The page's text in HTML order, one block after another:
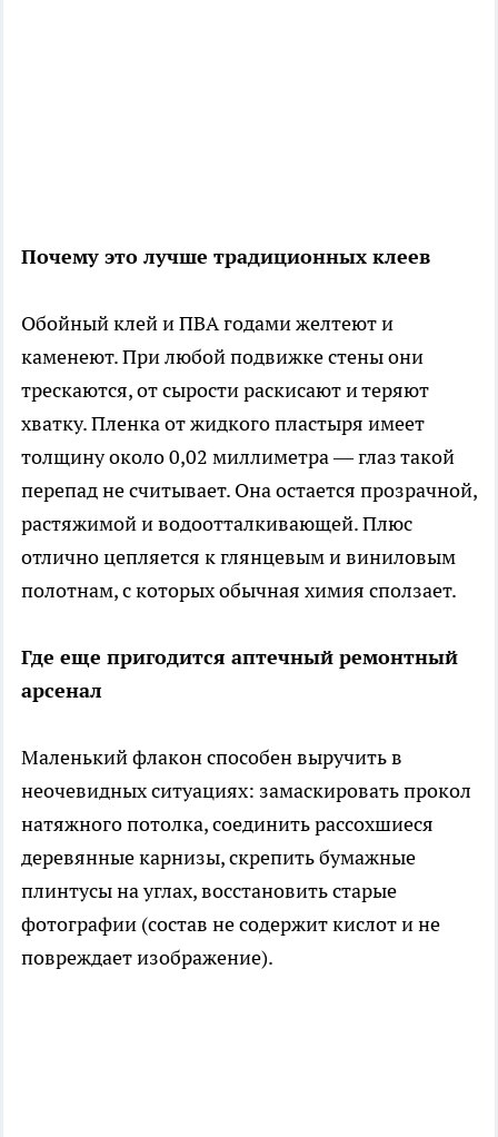
Почему это лучше традиционных клеев
Обойный клей и ПВА годами желтеют и
каменеют. При любой подвижке стены они
трескаются, от сырости раскисают и теряют
хватку. Пленка от жидкого пластыря имеет
толщину около 0,02 миллиметра — глаз такой
перепад не считывает. Она остается прозрачной,
растяжимой и водоотталкивающей. Плюс
отлично цепляется к глянцевым и виниловым
полотнам, с которых обычная химия сползает.
Где еще пригодится аптечный ремонтный
арсенал
Маленький флакон способен выручить в
неочевидных ситуациях: замаскировать прокол
натяжного потолка, соединить рассохшиеся
деревянные карнизы, скрепить бумажные
плинтусы на углах, восстановить старые
фотографии (состав не содержит кислот и не
повреждает изображение).